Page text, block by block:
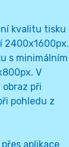
kvalitu tisku
2400x1600px.
s minimálním
V
při
pohledu z
aplikace